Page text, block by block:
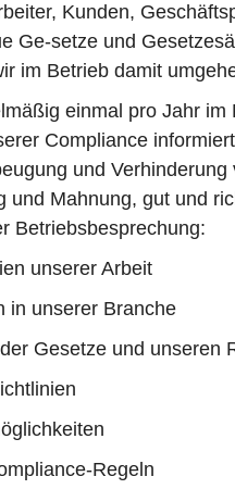
Kunden,
Ge-setze und
im Betrieb damit
einmal pro Jahr im
Compliance
und Verhinderung
und Mahnung, gut und
Betriebsbesprechung:
unserer Arbeit
in unserer Branche
Gesetze und unseren
Regeln